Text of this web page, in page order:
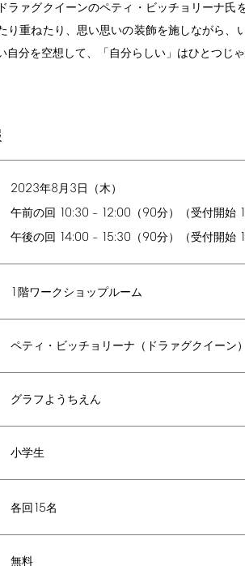
ラァグクイーンのペティ・ビッチョリーナ
り重ねたり、思い思いの装飾を施しながら
自分を空想して、「自分らしい」はひとつじ
2023年8月 3 日（木）
午前の回 10:30 – 12:00 （90分）（受付開始
午後の回 14:00 – 15:30 （90分）（受付開始
1 階ワークショップルーム
ペティ・ビッチョリーナ（ドラァグクイーン）
グラフようちえん
小学生
各回 15名
無料